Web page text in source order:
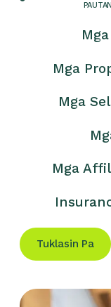
Mga
Mga
Mga
Tuklasin Pa